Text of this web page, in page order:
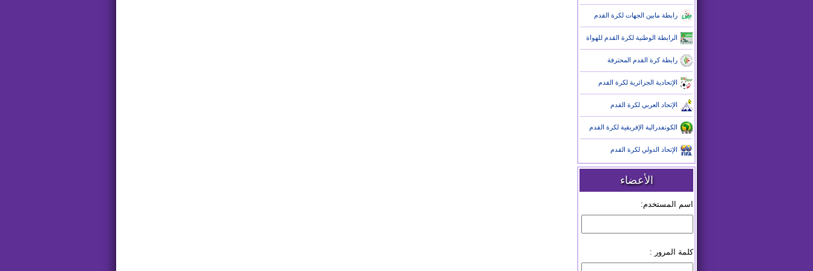
رابطة مابين الجهات لكرة القدم
الرابطة الوطنية لكرة القدم للهواة
رابطة كرة القدم المحترفة
الإتحادية الجزائرية لكرة القدم
الإتحاد العربي لكرة القدم
الكونفدرالية الإفريقية لكرة القدم
الإتحاد الدولي لكرة القدم
الأعضاء
اسم المستخدم:
كلمة المرور :